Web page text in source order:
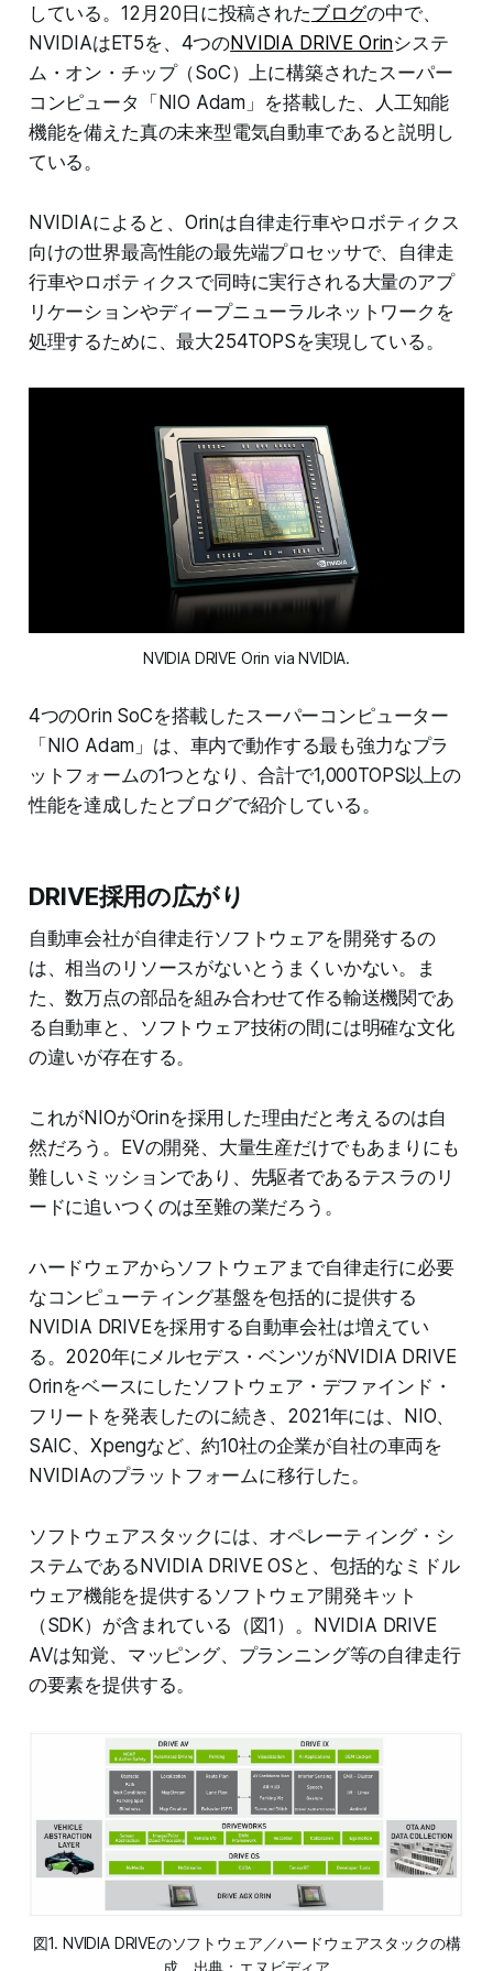
している。12月20日に投稿されたブログの中で、
NVIDIAはET5を、4つのNVIDIA DRIVE Orinシステ
ム・オン・チップ（SoC）上に構築されたスーパー
コンピュータ「NIO Adam」を搭載した、人工知能
機能を備えた真の未来型電気自動車であると説明し
ている。
NVIDIAによると、Orinは自律走行車やロボティクス
向けの世界最高性能の最先端プロセッサで、自律走
行車やロボティクスで同時に実行される大量のアプ
リケーションやディープニューラルネットワークを
処理するために、最大254TOPSを実現している。
NVIDIA DRIVE Orin via NVIDIA.
4つのOrin SoCを搭載したスーパーコンピューター
「NIO Adam」は、車内で動作する最も強力なプラ
ットフォームの1つとなり、合計で1,000TOPS以上の
性能を達成したとブログで紹介している。
DRIVE採用の広がり
自動車会社が自律走行ソフトウェアを開発するの
は、相当のリソースがないとうまくいかない。ま
た、数万点の部品を組み合わせて作る輸送機関であ
る自動車と、ソフトウェア技術の間には明確な文化
の違いが存在する。
これがNIOがOrinを採用した理由だと考えるのは自
然だろう。EVの開発、大量生産だけでもあまりにも
難しいミッションであり、先駆者であるテスラのリ
ードに追いつくのは至難の業だろう。
ハードウェアからソフトウェアまで自律走行に必要
なコンピューティング基盤を包括的に提供する
NVIDIA DRIVEを採用する自動車会社は増えてい
る。2020年にメルセデス・ベンツがNVIDIA DRIVE
Orinをベースにしたソフトウェア・デファインド・
フリートを発表したのに続き、2021年には、NIO、
SAIC、Xpengなど、約10社の企業が自社の車両を
NVIDIAのプラットフォームに移行した。
ソフトウェアスタックには、オペレーティング・シ
ステムであるNVIDIA DRIVE OSと、包括的なミドル
ウェア機能を提供するソフトウェア開発キット
（SDK）が含まれている（図1）。NVIDIA DRIVE
AVは知覚、マッピング、プランニング等の自律走行
の要素を提供する。
図1. NVIDIA DRIVEのソフトウェア／ハードウェアスタックの構
成。出典：エヌビディア